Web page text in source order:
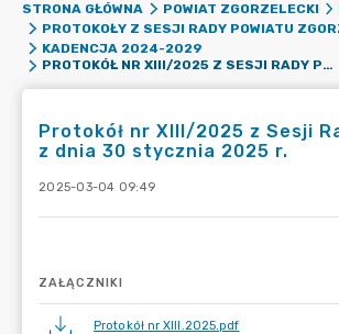
STRONA GŁÓWNA POWIAT ZGORZELECKI
PROTOKOŁY Z SESJI RADY POWIATU
KADENCJA 2024-2029
PROTOKÓŁ NR XIII/2025 Z SESJI RADY POWIATU Z DNIA 30 STYCZNIA 2025 R.
Protokół nr XIII/2025 z Sesji
z dnia 30 stycznia 2025 r.
2025-03-04 09:49
ZAŁĄCZNIKI
Protokół nr XIII.2025.pdf